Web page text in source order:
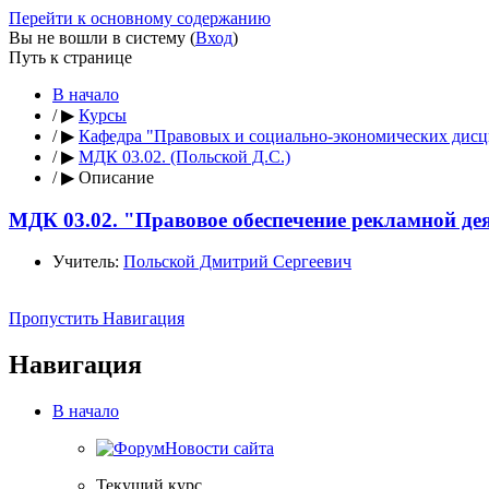
Перейти к основному содержанию
Вы не вошли в систему (Вход)
Путь к странице
В начало
/ ▶ Курсы
/ ▶ Кафедра "Правовых и социально-экономических
/ ▶ МДК 03.02. (Польской Д.С.)
/ ▶ Описание
МДК 03.02. "Правовое обеспечение рекламной
Учитель: Польской Дмитрий Сергеевич
Пропустить Навигация
Навигация
В начало
Новости сайта